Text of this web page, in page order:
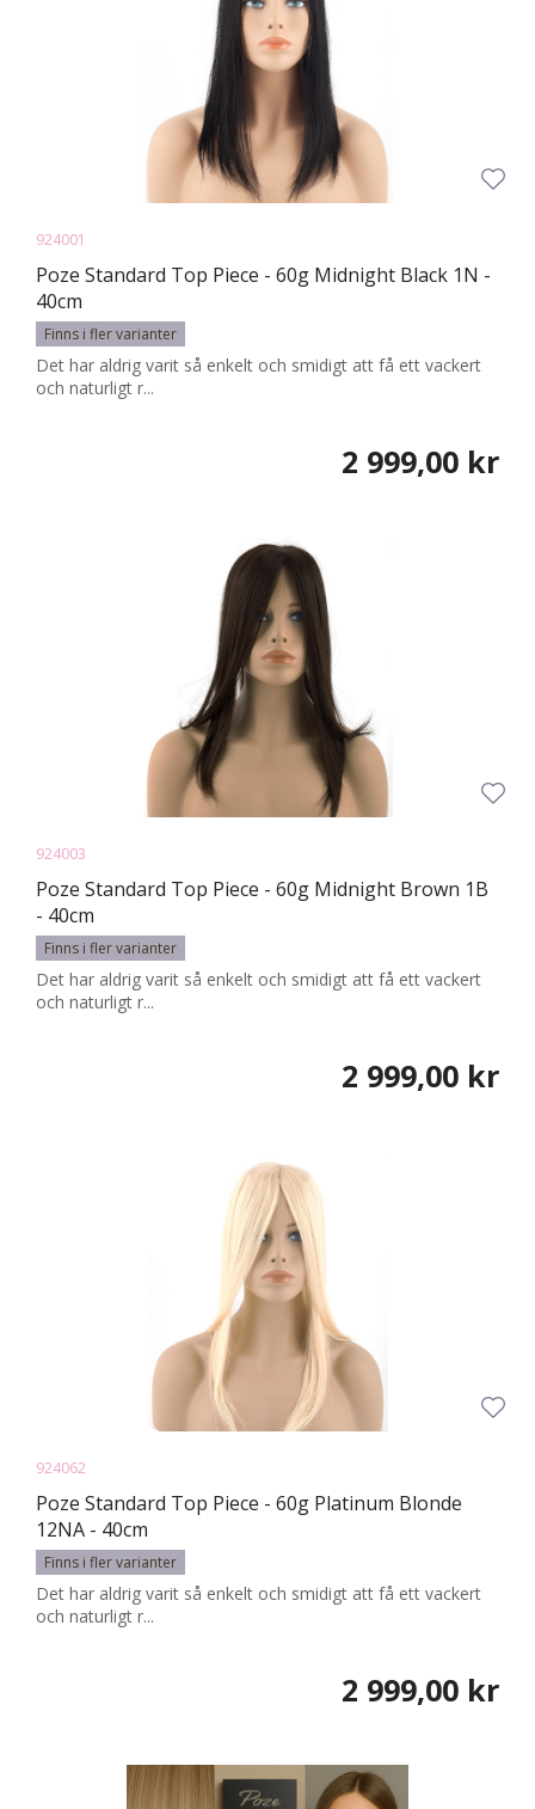
924001
Poze Standard Top Piece - 60g Midnight Black 1N -
40cm
Finns i fler varianter
Det har aldrig varit så enkelt och smidigt att få ett vackert
och naturligt r...
2 999,00 kr
924003
Poze Standard Top Piece - 60g Midnight Brown 1B
- 40cm
Finns i fler varianter
Det har aldrig varit så enkelt och smidigt att få ett vackert
och naturligt r...
2 999,00 kr
924062
Poze Standard Top Piece - 60g Platinum Blonde
12NA - 40cm
Finns i fler varianter
Det har aldrig varit så enkelt och smidigt att få ett vackert
och naturligt r...
2 999,00 kr